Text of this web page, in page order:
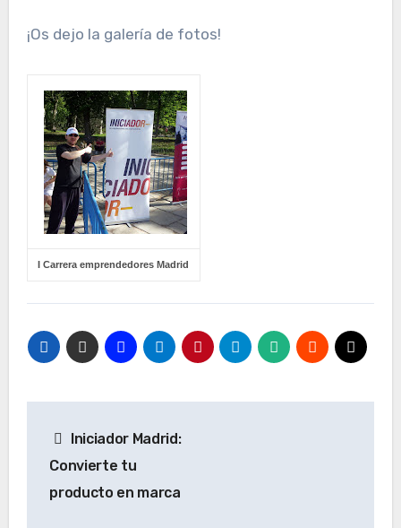
¡Os dejo la galería de fotos!
I Carrera emprendedores Madrid
de
entradas
Iniciador Madrid:
Convierte tu
producto en marca